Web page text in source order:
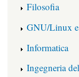
Filosofia
GNU/Linux
Informatica
Ingegneria